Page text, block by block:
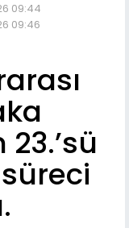
09:44
09:46
23.’sü